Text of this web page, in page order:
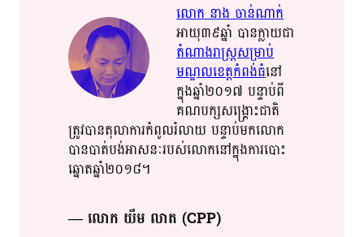
លោក​ នាង​ ចាន់​ណា​ក់​
អាយុ​​៣៩​​ឆ្នាំ​​ បាន​​ក្លាយ​​ជា​​
តំណាងរាស្ត្រ​​សម្រាប់​​
មណ្ឌល​​ខេត្ត​​​កំពង់ធំ​​នៅ
ក្នុង​​ឆ្នាំ​​២០១៧​ បន្ទាប់ពី​​
គណបក្ស​​សង្គ្រោះ​​ជាតិ​​​
ត្រូវ​​បាន​​តុលាការ​​កំពូល​​រំលាយ​​ បន្ទាប់​​មក​​លោក​​
បាន​​បាត់​​​បង់​​អាសនៈ​​របស់​លោក​​នៅក្នុង​​ការ​​បោះ​​
ឆ្នោត​ឆ្នាំ​​២០១៨​​។​​​
— លោក​ យឹម​ លាត​ (CPP)